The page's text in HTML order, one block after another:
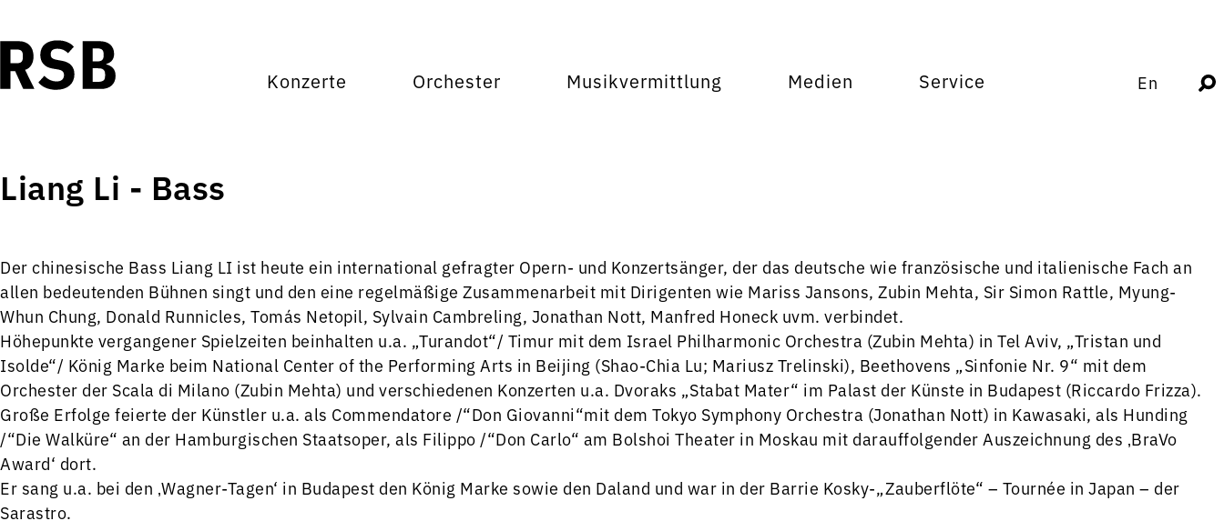
Konzerte Orchester Musikvermittlung Medien Service En
Liang Li - Bass
Der chinesische Bass Liang LI ist heute ein international gefragter Opern- und Konzertsänger, der das deutsche wie französische und italienische Fach an
allen bedeutenden Bühnen singt und den eine regelmäßige Zusammenarbeit mit Dirigenten wie Mariss Jansons, Zubin Mehta, Sir Simon Rattle, Myung-
Whun Chung, Donald Runnicles, Tomás Netopil, Sylvain Cambreling, Jonathan Nott, Manfred Honeck uvm. verbindet.
Höhepunkte vergangener Spielzeiten beinhalten u.a. „Turandot“/ Timur mit dem Israel Philharmonic Orchestra (Zubin Mehta) in Tel Aviv, „Tristan und
Isolde“/ König Marke beim National Center of the Performing Arts in Beijing (Shao-Chia Lu; Mariusz Trelinski), Beethovens „Sinfonie Nr. 9“ mit dem
Orchester der Scala di Milano (Zubin Mehta) und verschiedenen Konzerten u.a. Dvoraks „Stabat Mater“ im Palast der Künste in Budapest (Riccardo Frizza).
Große Erfolge feierte der Künstler u.a. als Commendatore /“Don Giovanni“mit dem Tokyo Symphony Orchestra (Jonathan Nott) in Kawasaki, als Hunding
/“Die Walküre“ an der Hamburgischen Staatsoper, als Filippo /“Don Carlo“ am Bolshoi Theater in Moskau mit darauffolgender Auszeichnung des ‚BraVo
Award‘ dort.
Er sang u.a. bei den ‚Wagner-Tagen‘ in Budapest den König Marke sowie den Daland und war in der Barrie Kosky-„Zauberflöte“ – Tournée in Japan – der
Sarastro.